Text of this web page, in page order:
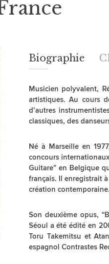
Biographie
Musicien polyvalent,
artistiques. Au cours
d’autres
classiques, des
Né à Marseille en
concours
Guitare” en Belgique
français. Il enregistrait
création contemporaine.
Son deuxième opus,
Séoul a été édité en
Toru Takemitsu et
espagnol Contrastes